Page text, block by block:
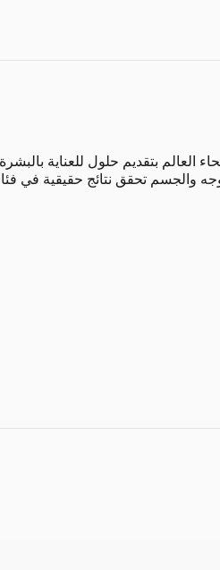
اليوم مجموعة من أكثر من 650 منتجًا للوجه